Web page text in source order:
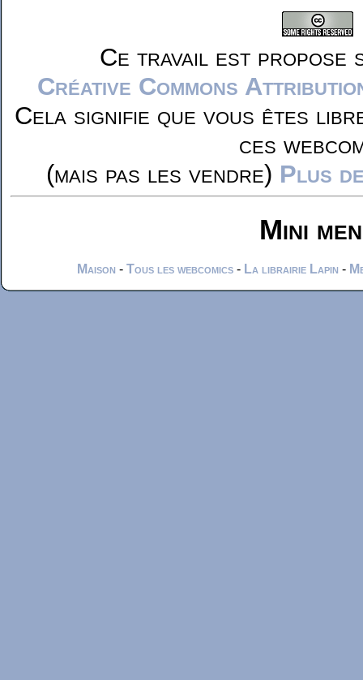
Ce travail est propose
Créative Commons
Cela signifie que vous êtes
ces
(mais pas les vendre) Plus
Mini
Maison - Tous les webcomics - La librairie Lapin -